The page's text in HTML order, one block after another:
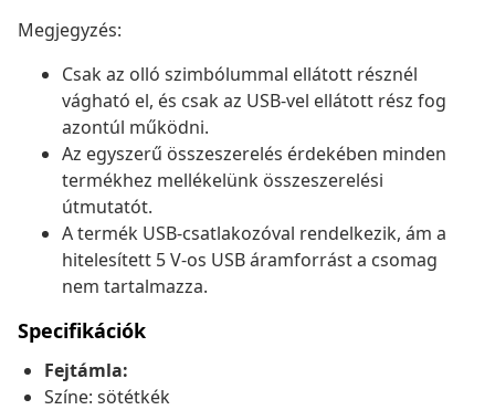
Megjegyzés:
Csak az olló szimbólummal ellátott résznél
vágható el, és csak az USB-vel ellátott rész fog
azontúl működni.
Az egyszerű összeszerelés érdekében minden
termékhez mellékelünk összeszerelési
útmutatót.
A termék USB-csatlakozóval rendelkezik, ám a
hitelesített 5 V-os USB áramforrást a csomag
nem tartalmazza.
Specifikációk
Fejtámla:
Színe: sötétkék